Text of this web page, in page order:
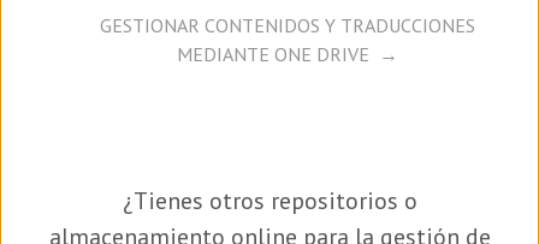
GESTIONAR CONTENIDOS Y TRADUCCIONES
MEDIANTE ONE DRIVE
¿Tienes otros repositorios o
almacenamiento online para la gestión de